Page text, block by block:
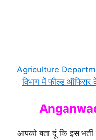
Agriculture
विभाग में फील्ड ऑफिसर
आपको बता दूं कि इस